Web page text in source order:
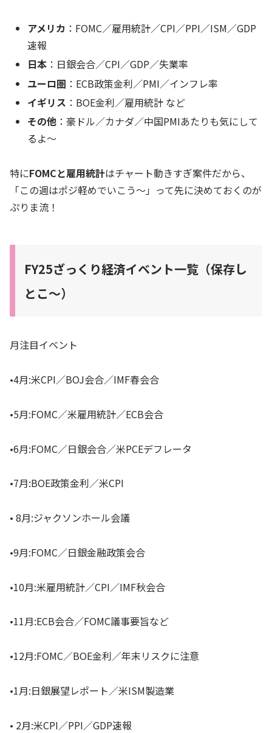
アメリカ ：FOMC／雇用統計／CPI／PPI／ISM／GDP
速報
日本 ：日銀会合／CPI／GDP／失業率
ユーロ圏 ：ECB政策金利／PMI／インフレ率
イギリス ：BOE金利／雇用統計 など
その他 ：豪ドル／カナダ／中国PMIあたりも気にして
るよ〜
特にFOMCと雇用統計はチャート動きすぎ案件だから、
「この週はポジ軽めでいこう〜」って先に決めておくのが
ぷりま流！
FY25ざっくり経済イベント一覧（保存し
とこ〜）
月注目イベント
•4月:米CPI／BOJ会合／IMF春会合
•5月:FOMC／米雇用統計／ECB会合
•6月:FOMC／日銀会合／米PCEデフレータ
•7月:BOE政策金利／米CPI
• 8月:ジャクソンホール会議
•9月:FOMC／日銀金融政策会合
•10月:米雇用統計／CPI／IMF秋会合
•11月:ECB会合／FOMC議事要旨など
•12月:FOMC／BOE金利／年末リスクに注意
•1月:日銀展望レポート／米ISM製造業
• 2月:米CPI／PPI／GDP速報